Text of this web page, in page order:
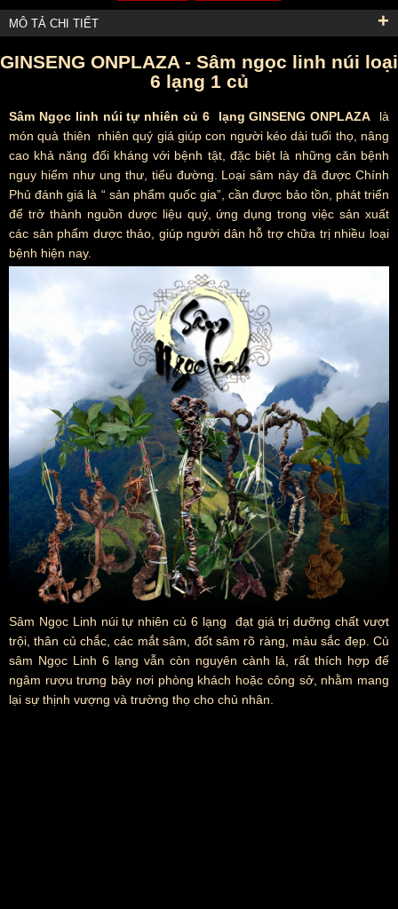
MÔ TẢ CHI TIẾT +
GINSENG ONPLAZA - Sâm ngọc linh núi loại
6 lạng 1 củ
Sâm Ngọc linh núi tự nhiên củ 6 lạng GINSENG ONPLAZA là
món quà thiên nhiên quý giá giúp con người kéo dài tuổi thọ, nâng
cao khả năng đối kháng với bệnh tật, đặc biệt là những căn bệnh
nguy hiểm như ung thư, tiểu đường. Loại sâm này đã được Chính
Phủ đánh giá là “ sản phẩm quốc gia”, cần được bảo tồn, phát triển
để trở thành nguồn dược liệu quý, ứng dụng trong việc sản xuất
các sản phẩm dược thảo, giúp người dân hỗ trợ chữa trị nhiều loại
bệnh hiện nay.
Sâm Ngọc Linh núi tự nhiên củ 6 lạng đạt giá trị dưỡng chất vượt
trội, thân củ chắc, các mắt sâm, đốt sâm rõ ràng, màu sắc đẹp. Củ
sâm Ngọc Linh 6 lạng vẫn còn nguyên cành lá, rất thích hợp để
ngâm rượu trưng bày nơi phòng khách hoặc công sở, nhằm mang
lại sự thịnh vượng và trường thọ cho chủ nhân.